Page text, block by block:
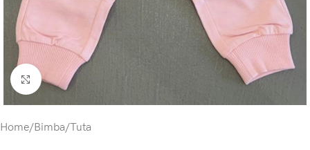
Click to enlarge
Home/Bimba/Tuta